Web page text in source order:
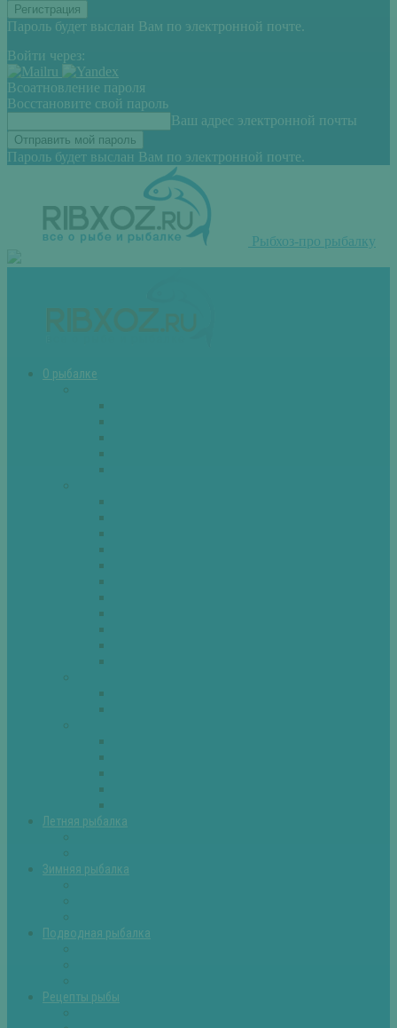
Пароль будет выслан Вам по электронной почте.
Войти через:
Всоатновление пароля
Восстановите свой пароль
Ваш адрес электронной почты
Пароль будет выслан Вам по электронной почте.
Рыбхоз-про рыбалку
О рыбалке
Летняя рыбалка
Зимняя рыбалка
Подводная рыбалка
Рецепты рыбы